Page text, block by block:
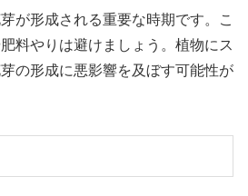
が形成される重要な時期です。こ
料やりは避けましょう。植物にス
の形成に悪影響を及ぼす可能性が